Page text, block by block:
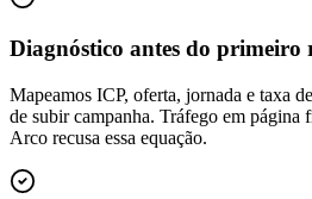
Diagnóstico antes do primeiro
Mapeamos ICP, oferta, jornada e taxa
de subir campanha. Tráfego em
Arco recusa essa equação.